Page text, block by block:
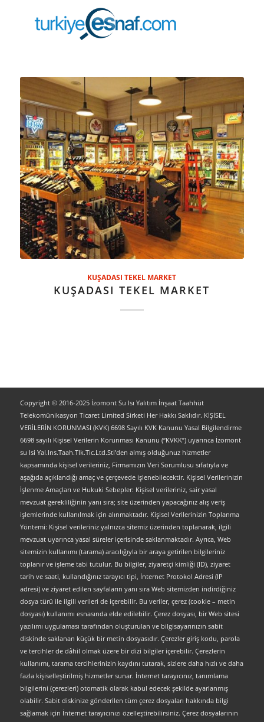
KUŞADASI TEKEL MARKET
KUŞADASI TEKEL MARKET
Copyright © 2016-2025 İzomont Su Isı Yalıtım İnşaat Taahhüt
Telekomünikasyon Ticaret Limited Sirketi Her Hakkı Saklıdır. KİŞİSEL
VERİLERİN KORUNMASI (KVK) 6698 Sayılı KVK Kanunu Yasal Bilgilendirme
6698 sayılı Kişisel Verilerin Korunması Kanunu (“KVKK”) uyarınca İzomont
su Isi Yal.Ins.Taah.Tlk.Tic.Ltd.Sti’den almış olduğunuz hizmetler
kapsamında kişisel verileriniz, Firmamızın Veri Sorumlusu sıfatıyla ve
aşağıda açıklandığı amaç ve çerçevede işlenebilecektir. Kişisel Verilerinizin
İşlenme Amaçları ve Hukuki Sebepler: Kişisel verileriniz, sair yasal
mevzuat gerekliliğinin yanı sıra; site üzerinden yapacağınız alış veriş
işlemlerinde kullanılmak için alınmaktadır. Kişisel Verilerinizin Toplanma
Yöntemi: Kişisel verileriniz yalnızca sitemiz üzerinden toplanarak, ilgili
mevzuat uyarınca yasal süreler içerisinde saklanmaktadır. Ayrıca, Web
sitemizin kullanımı (tarama) aracılığıyla bir araya getirilen bilgileriniz
toplanır ve işleme tabi tutulur. Bu bilgiler, ziyaretçi kimliği (ID), ziyaret
tarih ve saati, kullandığınız tarayıcı tipi, İnternet Protokol Adresi (IP
adresi) ve ziyaret edilen sayfaların yanı sıra Web sitemizden indirdiğiniz
dosya türü ile ilgili verileri de içerebilir. Bu veriler, çerez (cookie – metin
dosyası) kullanımı esnasında elde edilebilir. Çerez dosyası, bir Web sitesi
yazılımı uygulaması tarafından oluşturulan ve bilgisayarınızın sabit
diskinde saklanan küçük bir metin dosyasıdır. Çerezler giriş kodu, parola
ve tercihler de dâhil olmak üzere bir dizi bilgiler içerebilir. Çerezlerin
kullanımı, tarama tercihlerinizin kaydını tutarak, sizlere daha hızlı ve daha
fazla kişiselleştirilmiş hizmetler sunar. İnternet tarayıcınız, tanımlama
bilgilerini (çerezleri) otomatik olarak kabul edecek şekilde ayarlanmış
olabilir. Sabit diskinize gönderilen tüm çerez dosyaları hakkında bilgi
sağlamak için İnternet tarayıcınızı özelleştirebilirsiniz. Çerez dosyalarının